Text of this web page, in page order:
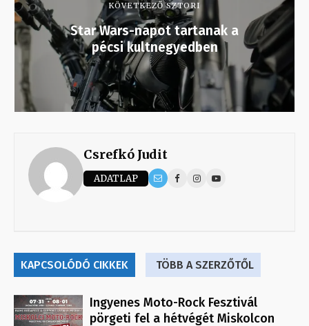
KÖVETKEZŐ SZTORI
Star Wars-napot tartanak a
pécsi kultnegyedben
Csrefkó Judit
ADATLAP
KAPCSOLÓDÓ CIKKEK TÖBB A SZERZŐTŐL
Ingyenes Moto-Rock Fesztivál
pörgeti fel a hétvégét Miskolcon